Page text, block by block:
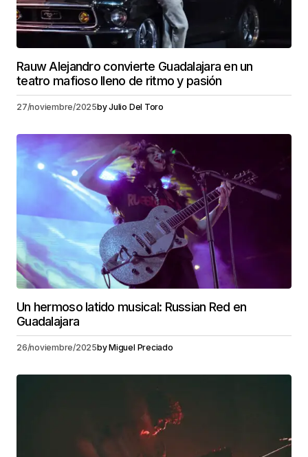
Rauw Alejandro convierte Guadalajara en un
teatro mafioso lleno de ritmo y pasión
27/noviembre/2025byJulio Del Toro
Un hermoso latido musical: Russian Red en
Guadalajara
26/noviembre/2025byMiguel Preciado